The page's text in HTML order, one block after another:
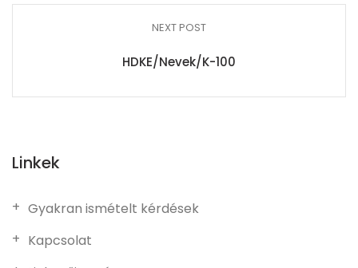
NEXT POST
HDKE/Nevek/K-100
Linkek
Gyakran ismételt kérdések
Kapcsolat